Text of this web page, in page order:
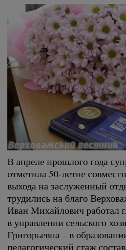
В апреле прошлого года
отметила 50-летие
выхода на заслуженный
трудились на благо
Иван Михайлович работал
в управлении сельского
Григорьевна – в
педагогический стаж